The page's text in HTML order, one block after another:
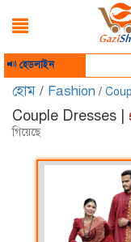
হেডলাইন
হোম / Fashion /
Couple Dresses |
গিয়েছে